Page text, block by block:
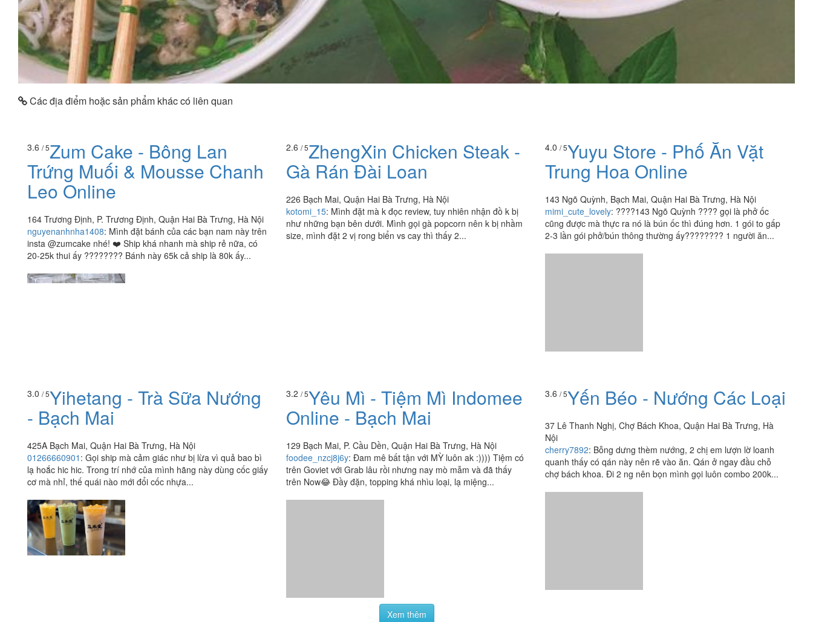
Các địa điểm hoặc sản phẩm khác có liên quan
3.6 / 5Zum Cake - Bông Lan
Trứng Muối & Mousse Chanh
Leo Online
164 Trương Định, P. Trương Định, Quận Hai Bà Trưng, Hà Nội
nguyenanhnha1408: Mình đặt bánh của các bạn nam này trên
insta @zumcake nhé! ❤️ Ship khá nhanh mà ship rẻ nữa, có
20-25k thui ấy ???????? Bánh này 65k cả ship là 80k ấy...
2.6 / 5ZhengXin Chicken Steak -
Gà Rán Đài Loan
226 Bạch Mai, Quận Hai Bà Trưng, Hà Nội
kotomi_15: Mình đặt mà k đọc review, tuy nhiên nhận đồ k bị
như những bạn bên dưới. Mình gọi gà popcorn nên k bị nhầm
size, mình đặt 2 vị rong biển vs cay thì thấy 2...
4.0 / 5Yuyu Store - Phố Ăn Vặt
Trung Hoa Online
143 Ngõ Quỳnh, Bạch Mai, Quận Hai Bà Trưng, Hà Nội
mimi_cute_lovely: ????143 Ngõ Quỳnh ???? gọi là phở ốc
cũng được mà thực ra nó là bún ốc thì đúng hơn. 1 gói to gấp
2-3 lần gói phở/bún thông thường ấy???????? 1 người ăn...
- Bạch Mai
425A Bạch Mai, Quận Hai Bà Trưng, Hà Nội
01266660901 : Gọi ship mà cảm giác như bị lừa vì quả bao bì
lạ hoắc hic hic. Trong trí nhớ của mình hãng này dùng cốc giấy
cơ mà nhỉ, thế quái nào mới đổi cốc nhựa...
Online - Bạch Mai
129 Bạch Mai, P. Cầu Dền, Quận Hai Bà Trưng, Hà Nội
foodee_nzcj8j6y: Đam mê bất tận với MỲ luôn ak :)))) Tiệm có
trên Goviet với Grab lâu rồi nhưng nay mò mẫm và đã thấy
trên Now😂 Đầy đặn, topping khá nhìu loại, lạ miệng...
37 Lê Thanh Nghị, Chợ Bách Khoa, Quận Hai Bà Trưng, Hà
Nội
cherry7892: Bỗng dưng thèm nướng, 2 chị em lượn lờ loanh
quanh thấy có qán này nên rẽ vào ăn. Qán ở ngay đầu chỗ
chợ bách khoa. Đi 2 ng nên bọn mình gọi luôn combo 200k...